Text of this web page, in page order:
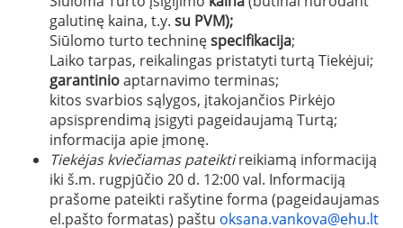
galutinę kaina, t.y. su PVM);
Siūlomo turto techninęspecifikacija;
Laiko tarpas, reikalingas pristatyti turtą Tiekėjui;
garantinioaptarnavimo terminas;
kitos svarbios sąlygos, įtakojančios Pirkėjo
apsisprendimą įsigyti pageidaujamą Turtą;
informacija apie įmonę.
Tiekėjas kviečiamas pateiktireikiamą informaciją
iki š.m. rugpjūčio 20 d. 12:00 val. Informaciją
prašome pateikti rašytine forma (pageidaujamas
el.pašto formatas) paštu oksana.vankova@ehu.lt